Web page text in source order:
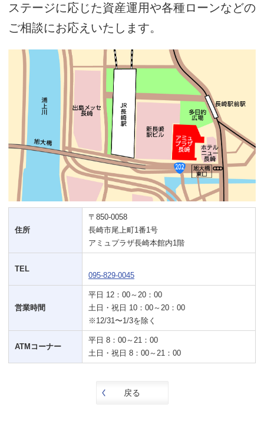
ステージに応じた資産運用や各種ローンなどの
ご相談にお応えいたします。
住所
〒850-0058
長崎市尾上町1番1号
アミュプラザ長崎本館内1階
TEL
095-829-0045
営業時間
平日 12：00～20：00
土日・祝日 10：00～20：00
※12/31〜1/3を除く
ATMコーナー
平日 8：00～21：00
土日・祝日 8：00～21：00
戻る